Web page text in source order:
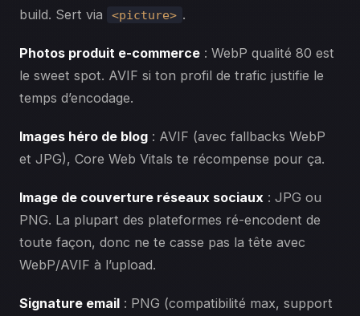
build. Sert via
<picture> .
Photos produit e-commerce : WebP qualité 80 est
le sweet spot. AVIF si ton profil de trafic justifie le
temps d’encodage.
Images héro de blog : AVIF (avec fallbacks WebP
et JPG), Core Web Vitals te récompense pour ça.
Image de couverture réseaux sociaux : JPG ou
PNG. La plupart des plateformes ré-encodent de
toute façon, donc ne te casse pas la tête avec
WebP/AVIF à l’upload.
Signature email : PNG (compatibilité max, support